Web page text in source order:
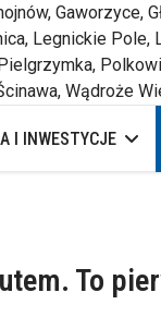
Gaworzyce,
Legnickie Pole,
Wądroże
I INWESTYCJE
To